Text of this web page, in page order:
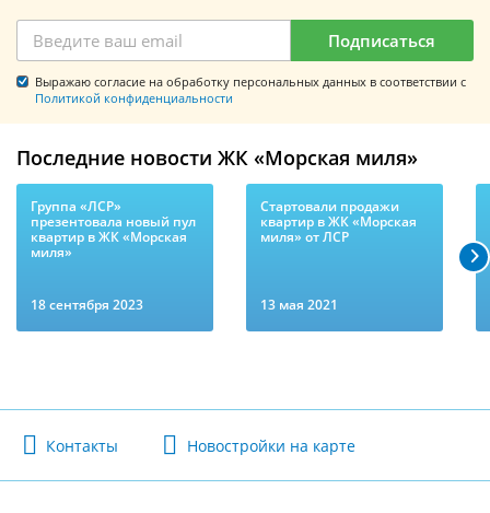
Подписаться
Выражаю согласие на обработку персональных данных в соответствии с
Политикой конфиденциальности
Последние новости ЖК «Морская миля»
18 сентября 2023
Группа «ЛСР»
презентовала новый пул
квартир в ЖК «Морская
миля»
13 мая 2021
Стартовали продажи
квартир в ЖК «Морская
миля» от ЛСР
Контакты Новостройки на карте